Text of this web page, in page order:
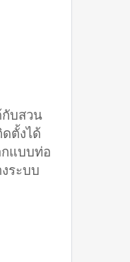
กับสวน
ตั้งได้
กแบบท่อ
ระบบ